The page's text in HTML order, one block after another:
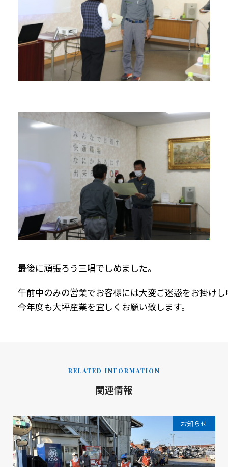
最後に頑張ろう三唱でしめました。
午前中のみの営業でお客様には大変ご迷惑をお掛け
今年度も大坪産業を宜しくお願い致します。
RELATED INFORMATION
関連情報
お知らせ